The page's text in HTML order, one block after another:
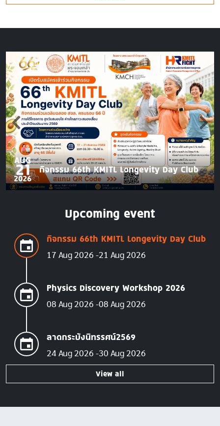
AUG
21
2026
กิจกรรม 66th KMITL Longevity Day Club
Upcoming event
กิจกรรม 66th KMITL Longevity Day Club
17 Aug 2026 21 Aug 2026
Physics Discovery Workshop 2026
08 Aug 2026 08 Aug 2026
ลาดกระบังนิทรรศน์2569
24 Aug 2026 30 Aug 2026
View all